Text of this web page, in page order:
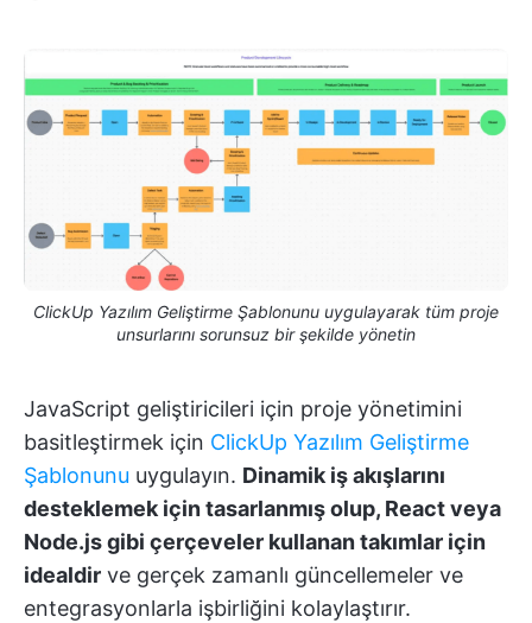
ClickUp Yazılım Geliştirme Şablonunu uygulayarak tüm proje
unsurlarını sorunsuz bir şekilde yönetin
JavaScript geliştiricileri için proje yönetimini
basitleştirmek için ClickUp Yazılım Geliştirme
Şablonunu uygulayın. Dinamik iş akışlarını
desteklemek için tasarlanmış olup, React veya
Node.js gibi çerçeveler kullanan takımlar için
idealdir ve gerçek zamanlı güncellemeler ve
entegrasyonlarla işbirliğini kolaylaştırır.